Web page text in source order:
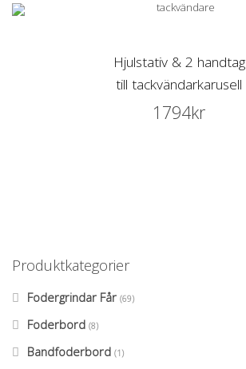
Hjulstativ & 2 handtag
till tackvändarkarusell
1794kr
Produktkategorier
Fodergrindar Får (69)
Foderbord (8)
Bandfoderbord (1)